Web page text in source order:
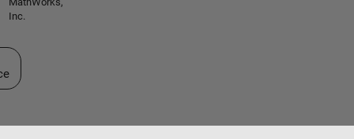
Inc.
un site web